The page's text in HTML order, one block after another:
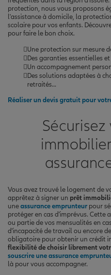
protection, nous vous proposons
l'assistance à domicile, la
scolaire pour vos enfants.
pour faire le bon choix.
Une protection sur mesure
Des garanties essentielles
Un accompagnement
Des solutions adaptées à
retraités...
Réaliser un devis gratuit pour
Vous avez trouvé le logement de
apprêtez à signer un prêt
uneassurance emprunteur pour
protéger en cas d'imprévus. Cette
ou partie de vos mensualités en
d'incapacité de travail ou encore
obligatoire pour obtenir un crédit
flexibilité de choisir librement
souscrire une assurance
là pour vous accompagner.